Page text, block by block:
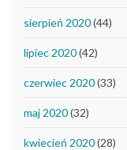
sierpień 2020(44)
lipiec 2020(42)
czerwiec 2020(33)
maj 2020(32)
kwiecień 2020(28)